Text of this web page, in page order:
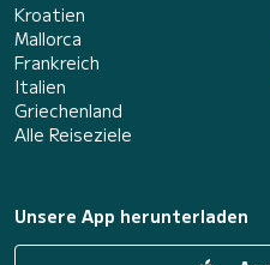
Kroatien
Mallorca
Frankreich
Italien
Griechenland
Alle Reiseziele
Unsere App herunterladen